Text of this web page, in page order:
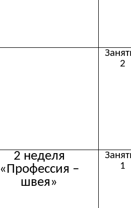
2
2 неделя
«Профессия –
швея»
1